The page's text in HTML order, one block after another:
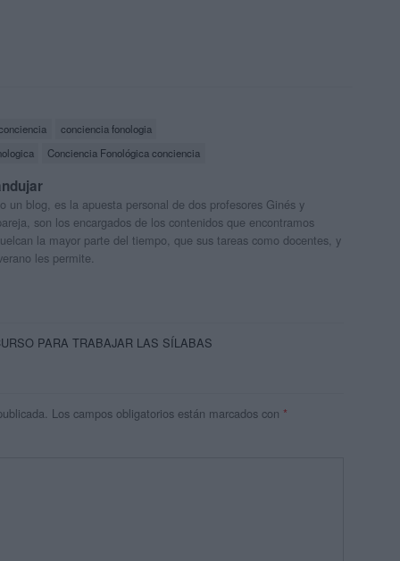
conciencia fonologia
Conciencia Fonológica conciencia
un blog, es la apuesta personal de dos profesores Ginés y
son los encargados de los contenidos que encontramos
la mayor parte del tiempo, que sus tareas como docentes, y
les permite.
PARA TRABAJAR LAS SÍLABAS
Los campos obligatorios están marcados con *